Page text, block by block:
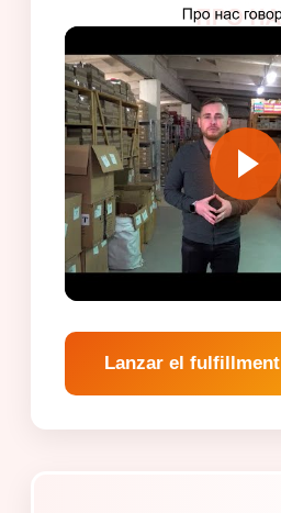
Lanzar el fulfillment